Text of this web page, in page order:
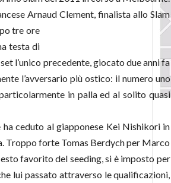
Arnaud Clement, finalista allo Slam
tre ore
testa di
l’unico precedente, giocato due anni fa
l’avversario più ostico: il numero uno
in palla ed al solito quasi
ceduto al giapponese Kei Nishikori in
Troppo forte Tomas Berdych per Marco
favorito del seeding, si è imposto per
lui passato attraverso le qualificazioni,